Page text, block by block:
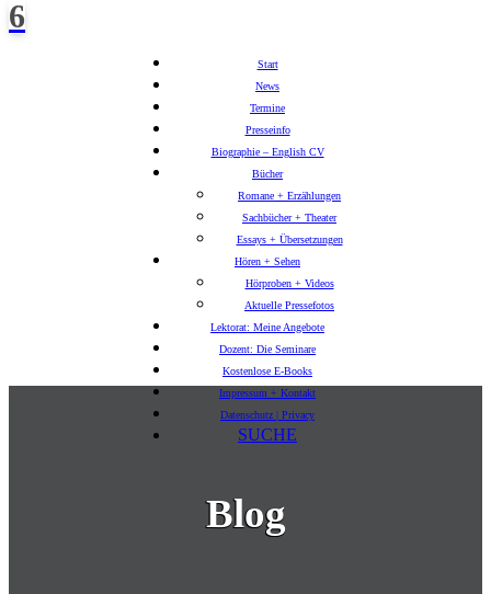
Start
News
Termine
Presseinfo
Biographie – English CV
Bücher
Romane + Erzählungen
Sachbücher + Theater
Essays + Über­setzungen
Hören + Sehen
Hörproben + Videos
Aktuelle Pressefotos
Lektorat: Meine Angebote
Dozent: Die Seminare
Kostenlose E-Books
Impressum + Kontakt
Datenschutz | Privacy
SUCHE
Blog